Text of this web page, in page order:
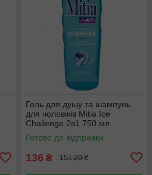
Гель для душу та шампунь
для чоловіків Mitia Ice
Challenge 2в1 750 мл
Готово до відправки
136 ₴ 151,20 ₴